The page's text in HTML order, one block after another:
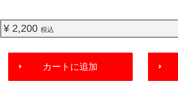
¥ 2,200税込
ADD
CART
カートに追加